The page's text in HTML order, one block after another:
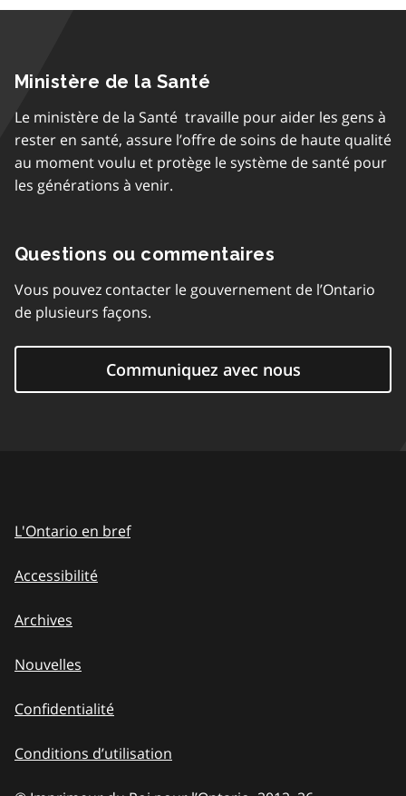
Ministère de la Santé
Le ministère de la Santé travaille pour aider les gens à
rester en santé, assure l’offre de soins de haute qualité
au moment voulu et protège le système de santé pour
les générations à venir.
Questions ou commentaires
Vous pouvez contacter le gouvernement de l’Ontario
de plusieurs façons.
Communiquez avec nous
L'Ontario en bref
Accessibilité
Archives
Nouvelles
Confidentialité
Conditions d’utilisation